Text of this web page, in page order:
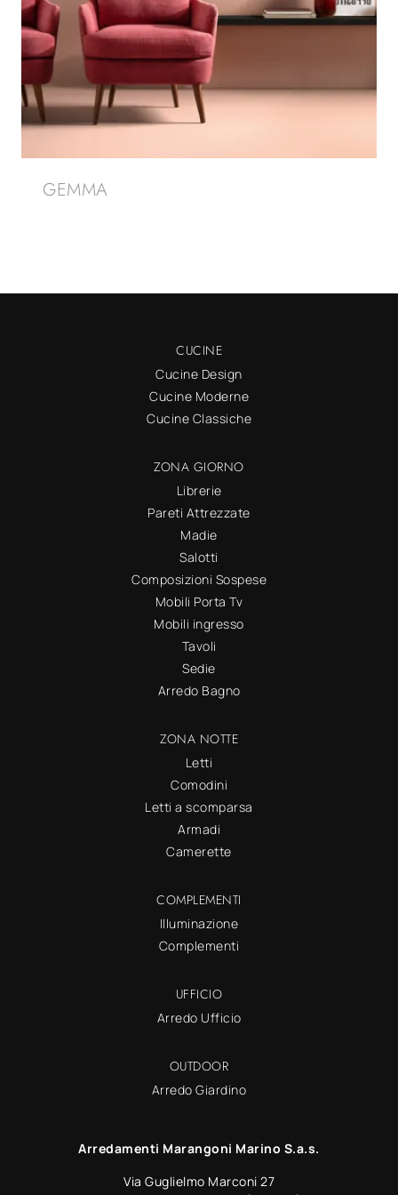
GEMMA
CUCINE
Cucine Design
Cucine Moderne
Cucine Classiche
ZONA GIORNO
Librerie
Pareti Attrezzate
Madie
Salotti
Composizioni Sospese
Mobili Porta Tv
Mobili ingresso
Tavoli
Sedie
Arredo Bagno
ZONA NOTTE
Letti
Comodini
Letti a scomparsa
Armadi
Camerette
COMPLEMENTI
Illuminazione
Complementi
UFFICIO
Arredo Ufficio
OUTDOOR
Arredo Giardino
Arredamenti Marangoni Marino S.a.s.
Via Guglielmo Marconi 27